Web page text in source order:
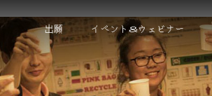
出願 イベント＆ウェビナー